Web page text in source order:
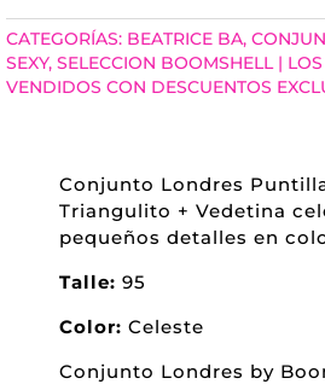
CON
LYCRA:
TRIANGULITO
VEDETINA
CANTIDAD
CATEGORÍAS: BEATRICE BA,
SEXY, SELECCION BOOMSHELL |
VENDIDOS CON DESCUENTOS
Conjunto Londres
Triangulito + Vedetina
pequeños detalles en
Talle:95
Color:Celeste
Conjunto Londres by